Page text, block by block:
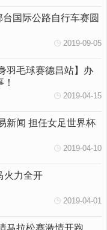
台国际公路自行车赛圆
2019-09-05
羽毛球赛德昌站】办
2019-04-15
新闻 担任女足世界杯
2019-04-10
火力全开
2019-04-01
马拉松赛激情开跑